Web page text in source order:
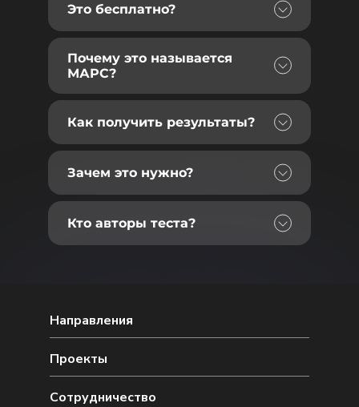
Это бесплатно?
Почему это называется
МАРС?
Как получить результаты?
Зачем это нужно?
Кто авторы теста?
Направления
Сотрудничество
Проекты